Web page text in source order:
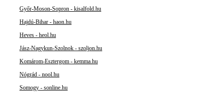
Győr-Moson-Sopron - kisalfold.hu
Hajdú-Bihar - haon.hu
Heves - heol.hu
Jász-Nagykun-Szolnok - szoljon.hu
Komárom-Esztergom - kemma.hu
Nógrád - nool.hu
Somogy - sonline.hu